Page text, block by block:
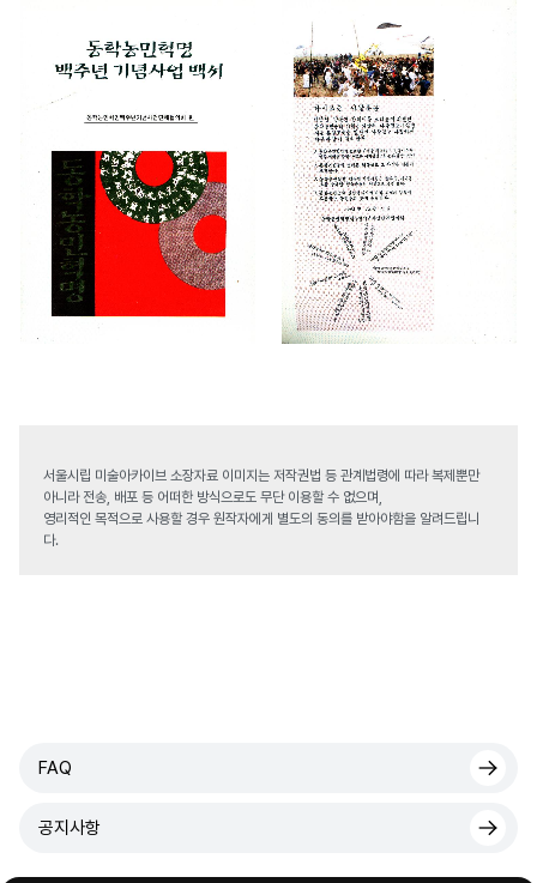
서울시립 미술아카이브 소장자료 이미지는 저작권법 등 관계법령에 따라 복제뿐만
아니라 전송, 배포 등 어떠한 방식으로도 무단 이용할 수 없으며,
영리적인 목적으로 사용할 경우 원작자에게 별도의 동의를 받아야함을 알려드립니
다.
FAQ
공지사항